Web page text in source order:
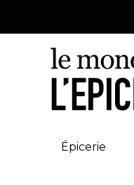
Épicerie